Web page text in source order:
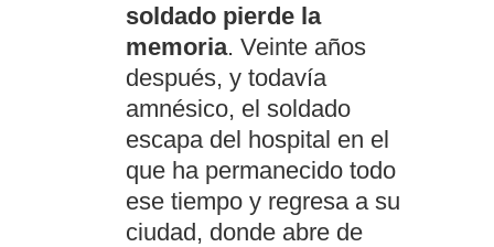
soldado pierde la
memoria. Veinte años
después, y todavía
amnésico, el soldado
escapa del hospital en el
que ha permanecido todo
ese tiempo y regresa a su
ciudad, donde abre de